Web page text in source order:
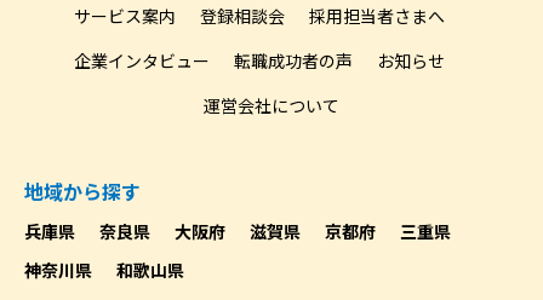
サービス案内 登録相談会
採用担当者さまへ
企業インタビュー
転職成功者の声
お知らせ
運営会社について
地域から探す
兵庫県 奈良県 大阪府 滋賀県 京都府
三重県
神奈川県
和歌山県